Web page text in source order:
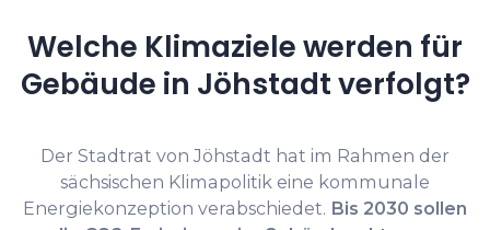
Welche Klimaziele werden für
Gebäude in Jöhstadt verfolgt?
Der Stadtrat von Jöhstadt hat im Rahmen der
sächsischen Klimapolitik eine kommunale
Energiekonzeption verabschiedet. Bis 2030 sollen